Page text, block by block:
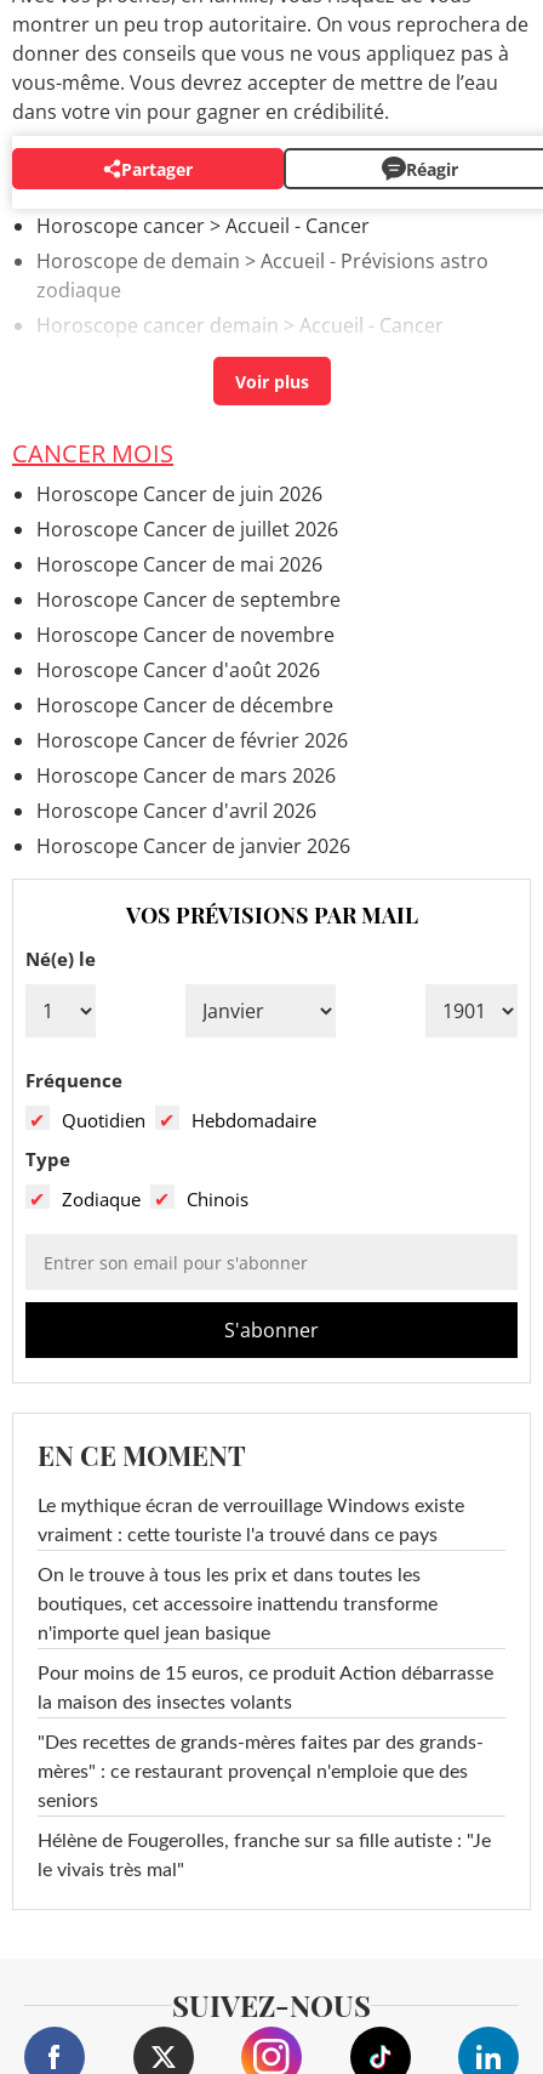
montrer un peu trop autoritaire. On vous reprochera de
donner des conseils que vous ne vous appliquez pas à
vous-même. Vous devrez accepter de mettre de l’eau
dans votre vin pour gagner en crédibilité.
Partager Réagir
AUTOUR DU MÊME SUJET
Horoscope cancer> Accueil - Cancer
Horoscope de demain > Accueil - Prévisions astro
zodiaque
Horoscope cancer demain > Accueil - Cancer
Horoscope semaine prochaine> Guide
CANCER MOIS
Horoscope Cancer de juin 2026
Horoscope Cancer de juillet 2026
Horoscope Cancer de mai 2026
Horoscope Cancer de septembre
Horoscope Cancer de novembre
Horoscope Cancer d'août 2026
Horoscope Cancer de décembre
Horoscope Cancer de février 2026
Horoscope Cancer de mars 2026
Horoscope Cancer d'avril 2026
Horoscope Cancer de janvier 2026
VOS PRÉVISIONS PAR MAIL
Né(e) le
Fréquence
Quotidien
Hebdomadaire
Type
Zodiaque
Chinois
EN CE MOMENT
Le mythique écran de verrouillage Windows existe
vraiment : cette touriste l'a trouvé dans ce pays
On le trouve à tous les prix et dans toutes les
boutiques, cet accessoire inattendu transforme
n'importe quel jean basique
Pour moins de 15 euros, ce produit Action débarrasse
la maison des insectes volants
"Des recettes de grands-mères faites par des grands-
mères" : ce restaurant provençal n'emploie que des
seniors
Hélène de Fougerolles, franche sur sa fille autiste : "Je
le vivais très mal"
SUIVEZ-NOUS